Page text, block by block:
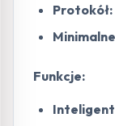
Protokół:
Funkcje: